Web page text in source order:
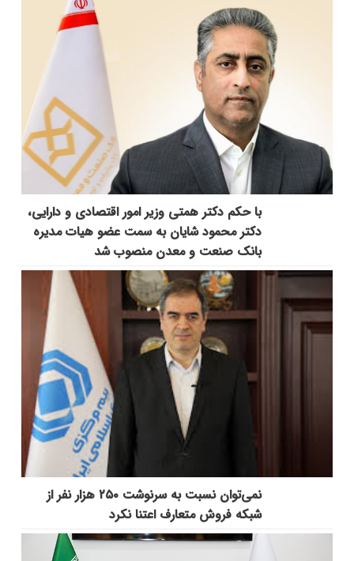
با حکم دکتر همتی وزیر امور اقتصادی و دارایی،
دکتر محمود شایان به سمت عضو هیات مدیره
بانک صنعت و معدن منصوب شد
نمی‌توان نسبت به سرنوشت ۲۵۰ هزار نفر از
شبکه فروش متعارف اعتنا نکرد